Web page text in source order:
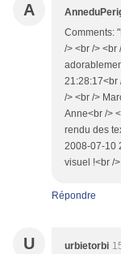
A
Comments:
/> <br /> <br
21:28:17<br
/> <br />
Anne<br />
rendu des
2008-07-10
visuel !<br /
Répondre
U urbietorbi